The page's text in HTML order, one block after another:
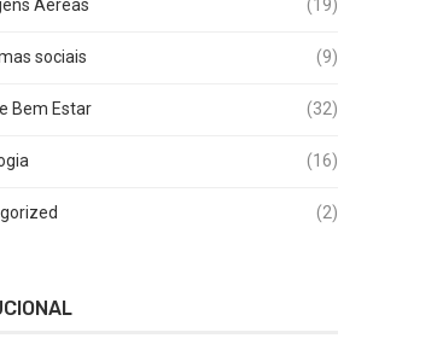
Aéreas (19)
sociais (9)
Bem Estar (32)
(16)
(2)